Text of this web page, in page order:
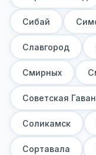
Сибай
Славгород
Смирных
Советская
Соликамск
Сортавала